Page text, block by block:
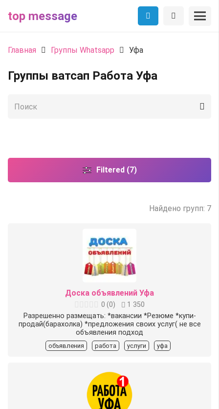
top message
Главная Группы Whatsapp Уфа
Группы ватсап Работа Уфа
Filtered (7)
Найдено групп: 7
Доска объявлений Уфа
0 (0)
1 350
Разрешенно размещать: *вакансии *Резюме *купи-
продай(барахолка) *предложения своих услуг( не все
объявления подход
объявления работа услуги уфа